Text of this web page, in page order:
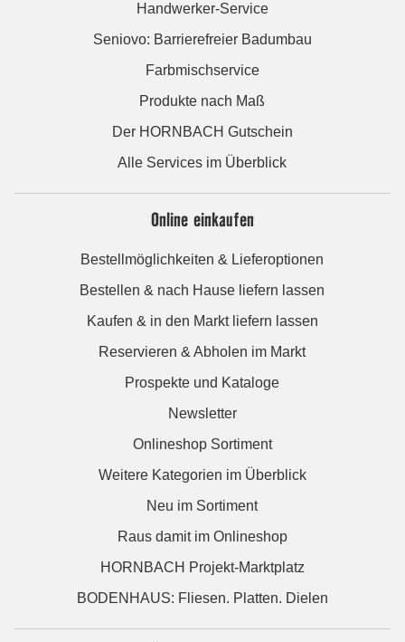
Handwerker-Service
Seniovo: Barrierefreier Badumbau
Farbmischservice
Produkte nach Maß
Der HORNBACH Gutschein
Alle Services im Überblick
Online einkaufen
Bestellmöglichkeiten & Lieferoptionen
Bestellen & nach Hause liefern lassen
Kaufen & in den Markt liefern lassen
Reservieren & Abholen im Markt
Prospekte und Kataloge
Newsletter
Onlineshop Sortiment
Weitere Kategorien im Überblick
Neu im Sortiment
Raus damit im Onlineshop
HORNBACH Projekt-Marktplatz
BODENHAUS: Fliesen. Platten. Dielen